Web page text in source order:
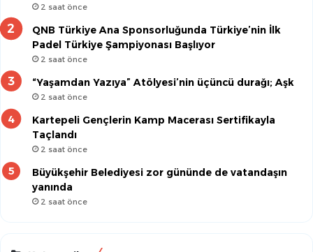
2 saat önce
QNB Türkiye Ana Sponsorluğunda Türkiye’nin İlk
Padel Türkiye Şampiyonası Başlıyor
2 saat önce
“Yaşamdan Yazıya” Atölyesi’nin üçüncü durağı; Aşk
2 saat önce
Kartepeli Gençlerin Kamp Macerası Sertifikayla
Taçlandı
2 saat önce
Büyükşehir Belediyesi zor gününde de vatandaşın
yanında
2 saat önce